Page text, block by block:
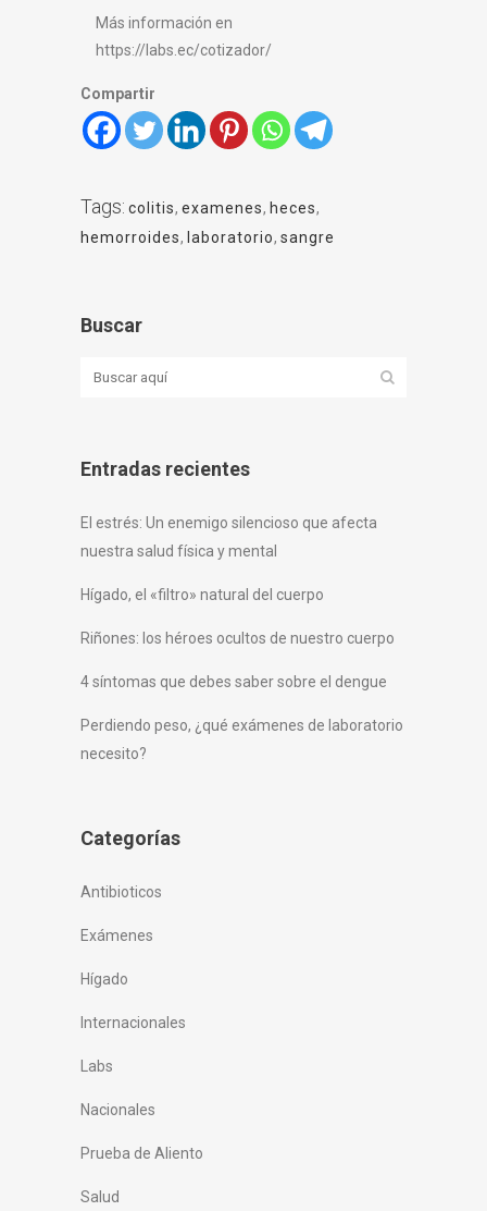
Más información en
https://labs.ec/cotizador/
Compartir
Tags: colitis, examenes, heces,
hemorroides, laboratorio, sangre
Buscar
Entradas recientes
El estrés: Un enemigo silencioso que afecta
nuestra salud física y mental
Hígado, el «filtro» natural del cuerpo
Riñones: los héroes ocultos de nuestro cuerpo
4 síntomas que debes saber sobre el dengue
Perdiendo peso, ¿qué exámenes de laboratorio
necesito?
Categorías
Antibioticos
Exámenes
Hígado
Internacionales
Labs
Nacionales
Prueba de Aliento
Salud